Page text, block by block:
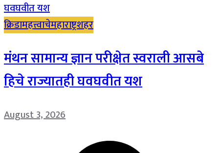
क्रिडामहत्त्वाचेमहाराष्ट्रशहर
मंथन सामान्य ज्ञान परीक्षेत स्वराली आसबे
हिचे राज्यातही घवघवीत यश
August 3, 2026